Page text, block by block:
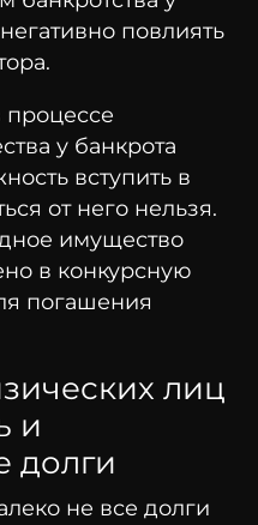
повлиять
процессе
у банкрота
вступить в
от него нельзя.
имущество
в конкурсную
погашения
лиц
и
долги
не все долги